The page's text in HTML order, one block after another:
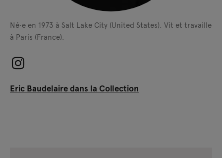
Né·e en 1973 à Salt Lake City (United States). Vit et travaille
à Paris (France).
Eric Baudelaire dans la Collection